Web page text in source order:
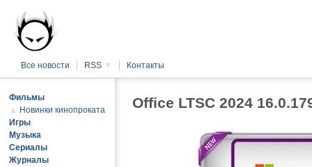
Все новости RSS ▼ Контакты
Office LTSC 2024
Фильмы
▲ Новинки кинопроката
Игры
Музыка
Сериалы
Журналы